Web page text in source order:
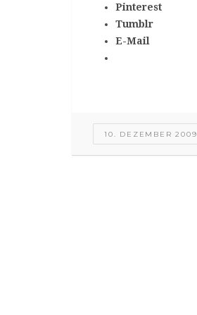
Pinterest
Tumblr
E-Mail
10. DEZEMBER 2009